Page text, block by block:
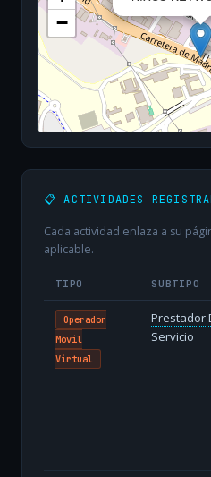
−
📋 ACTIVIDADES
Cada actividad enlaza a su
aplicable.
TIPO SUBTIPO
Operador
Móvil
Virtual
Prestador
Servicio